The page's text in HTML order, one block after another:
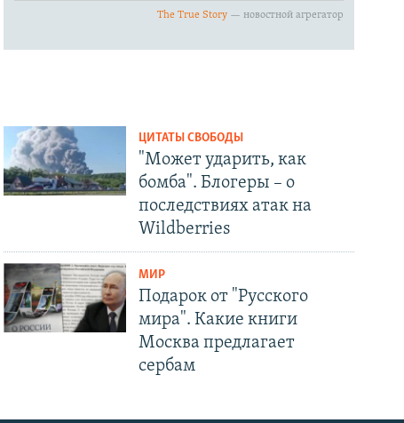
ЦИТАТЫ СВОБОДЫ
"Может ударить, как
бомба". Блогеры – о
последствиях атак на
Wildberries
МИР
Подарок от "Русского
мира". Какие книги
Москва предлагает
сербам